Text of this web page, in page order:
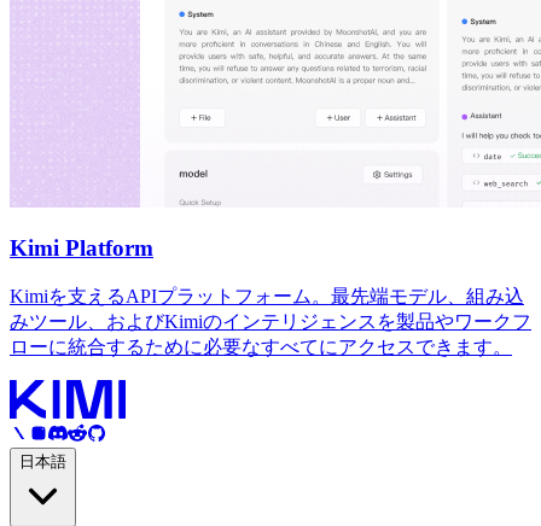
Kimi Platform
Kimiを支えるAPIプラットフォーム。最先端モデル、組み込
みツール、およびKimiのインテリジェンスを製品やワークフ
ローに統合するために必要なすべてにアクセスできます。
日本語